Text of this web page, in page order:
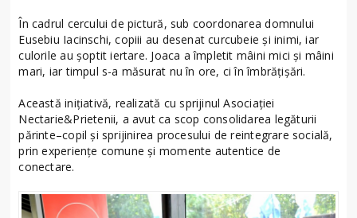
În cadrul cercului de pictură, sub coordonarea domnului
Eusebiu Iacinschi, copiii au desenat curcubeie și inimi, iar
culorile au șoptit iertare. Joaca a împletit mâini mici și mâini
mari, iar timpul s-a măsurat nu în ore, ci în îmbrățișări.
Această inițiativă, realizată cu sprijinul Asociației
Nectarie&Prietenii, a avut ca scop consolidarea legăturii
părinte–copil și sprijinirea procesului de reintegrare socială,
prin experiențe comune și momente autentice de
conectare.